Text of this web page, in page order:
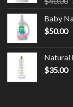
Baby
$50.00
Natural
$35.00